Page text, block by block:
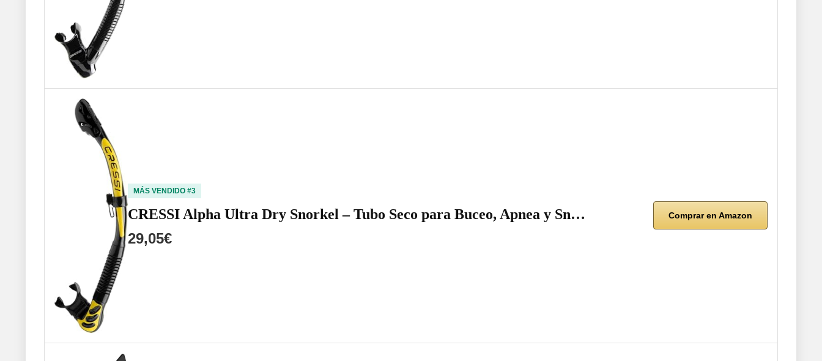
MÁS VENDIDO #3
CRESSI Alpha Ultra Dry Snorkel – Tubo Seco para Buceo, Apnea y Sn…
29,05€
Comprar en Amazon